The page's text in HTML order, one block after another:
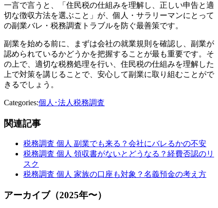
一言で言うと、「住民税の仕組みを理解し、正しい申告と適
切な徴収方法を選ぶこと」が、個人・サラリーマンにとって
の副業バレ・税務調査トラブルを防ぐ最善策です。
副業を始める前に、まずは会社の就業規則を確認し、副業が
認められているかどうかを把握することが最も重要です。そ
の上で、適切な税務処理を行い、住民税の仕組みを理解した
上で対策を講じることで、安心して副業に取り組むことがで
きるでしょう。
Categories:個人･法人税務調査
関連記事
税務調査 個人 副業でも来る？会社にバレるかの不安
税務調査 個人 領収書がないとどうなる？経費否認のリ
スク
税務調査 個人 家族の口座も対象？名義預金の考え方
アーカイブ（2025年〜）